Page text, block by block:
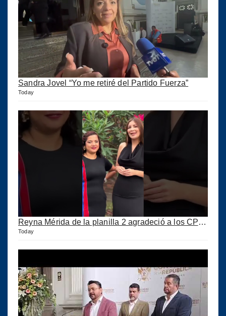
Sandra Jovel “Yo me retiré del Partido Fuerza”
Today
Reyna Mérida de la planilla 2 agradeció a los CPA por su confianza
Today